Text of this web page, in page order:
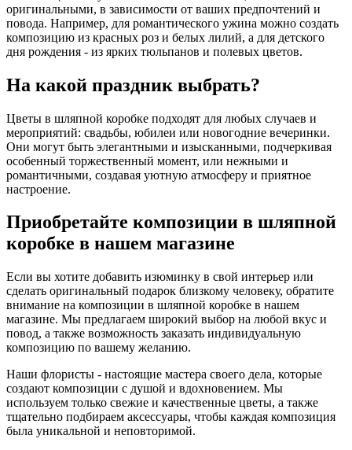
оригинальными, в зависимости от ваших предпочтений и
повода. Например, для романтического ужина можно создать
композицию из красных роз и белых лилий, а для детского
дня рождения - из ярких тюльпанов и полевых цветов.
На какой праздник выбрать?
Цветы в шляпной коробке подходят для любых случаев и
мероприятий: свадьбы, юбилеи или новогодние вечеринки.
Они могут быть элегантными и изысканными, подчеркивая
особенный торжественный момент, или нежными и
романтичными, создавая уютную атмосферу и приятное
настроение.
Приобретайте композиции в шляпной
коробке в нашем магазине
Если вы хотите добавить изюминку в свой интерьер или
сделать оригинальный подарок близкому человеку, обратите
внимание на композиции в шляпной коробке в нашем
магазине. Мы предлагаем широкий выбор на любой вкус и
повод, а также возможность заказать индивидуальную
композицию по вашему желанию.
Наши флористы - настоящие мастера своего дела, которые
создают композиции с душой и вдохновением. Мы
используем только свежие и качественные цветы, а также
тщательно подбираем аксессуары, чтобы каждая композиция
была уникальной и неповторимой.